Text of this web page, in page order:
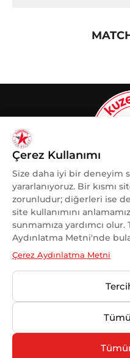
KADINA VE
OLMAKTAN
© 2025 Kuzeyboru Tüm
Çerez Kullanımı
Size daha iyi bir deneyim
yararlanıyoruz. Bir kısmı
zorunludur; diğerleri ise
site kullanımını
sunmamıza yardımcı olur.
Aydınlatma Metni'nde
Çerez Aydınlatma Metni